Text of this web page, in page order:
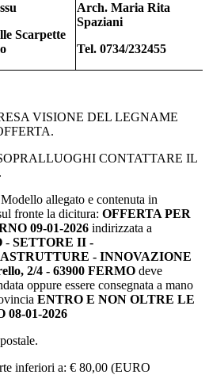
Scarpette
Arch. Maria Rita
Spaziani
Tel. 0734/232455
VISIONE DEL LEGNAME
CONTATTARE IL
allegato e contenuta in
fronte la dicitura: OFFERTA PER
09-01-2026 indirizzata a
- SETTORE II -
- INNOVAZIONE
2/4 - 63900 FERMO deve
oppure essere consegnata a mano
ENTRO E NON OLTRE LE
08-01-2026
inferiori a: € 80,00 (EURO